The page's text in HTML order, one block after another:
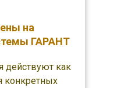
на
ГАРАНТ
действуют как
конкретных